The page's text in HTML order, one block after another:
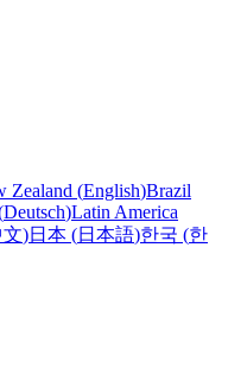
Zealand (English)Brazil
Deutsch)Latin America
)日本 (日本語)한국 (한